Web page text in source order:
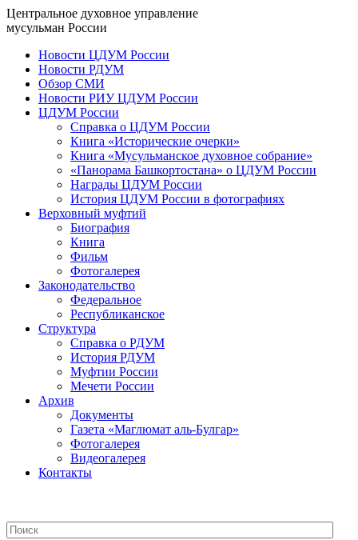
Центральное духовное управление
мусульман России
Новости ЦДУМ России
Новости РДУМ
Обзор СМИ
Новости РИУ ЦДУМ России
ЦДУМ России
Справка о ЦДУМ России
Книга «Исторические очерки»
Книга «Мусульманское духовное собрание»
«Панорама Башкортостана» о ЦДУМ России
Награды ЦДУМ России
История ЦДУМ России в фотографиях
Верховный муфтий
Биография
Книга
Фильм
Фотогалерея
Законодательство
Федеральное
Республиканское
Структура
Справка о РДУМ
История РДУМ
Муфтии России
Мечети России
Архив
Документы
Газета «Маглюмат аль-Булгар»
Фотогалерея
Видеогалерея
Контакты